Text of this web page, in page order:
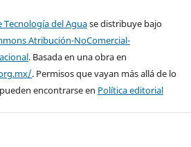
del Aguase distribuye bajo
Atribución-NoComercial-
. Basada en una obra en
. Permisos que vayan más allá de lo
encontrarse en Política editorial